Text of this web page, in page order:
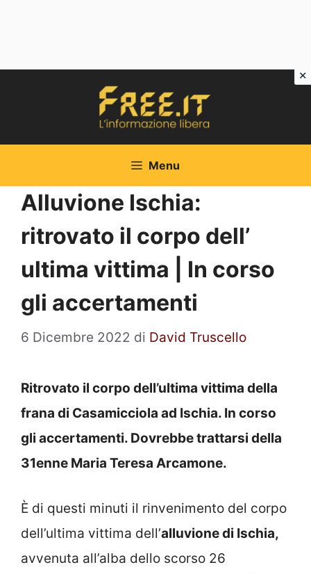
Menu
Alluvione Ischia:
ritrovato il corpo dell’
ultima vittima | In corso
gli accertamenti
6 Dicembre 2022 di David Truscello
Ritrovato il corpo dell’ultima vittima della
frana di Casamicciola ad Ischia. In corso
gli accertamenti. Dovrebbe trattarsi della
31enne Maria Teresa Arcamone.
È di questi minuti il rinvenimento del corpo
dell’ultima vittima dell’alluvione di Ischia,
avvenuta all’alba dello scorso 26